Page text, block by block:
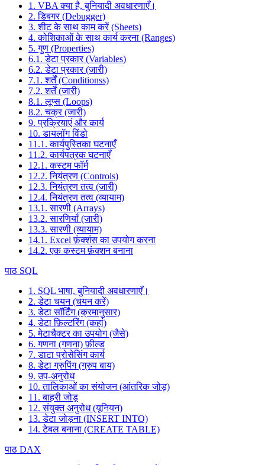
1. VBA क्या है, बुनियादी अवधारणाएँ।
2. डिबगर (Debugger)
3. शीट के साथ काम करें (Sheets)
4. कोशिकाओं के साथ कार्य करना (Ranges)
5. गुण (Properties)
6.1. डेटा प्रकार (Variables)
6.2. डेटा प्रकार (जारी)
7.1. शर्तें (Conditionss)
7.2. शर्तें (जारी)
8.1. लूप्स (Loops)
8.2. चक्र (जारी)
9. प्रक्रियाएं और कार्य
10. डायलॉग विंडो
11.1. कार्यपुस्तिका घटनाएँ
11.2. कार्यपत्रक घटनाएँ
12.1. कस्टम फॉर्म
12.2. नियंत्रण (Controls)
12.3. नियंत्रण तत्व (जारी)
12.4. नियंत्रण तत्व (व्यायाम)
13.1. सारणी (Arrays)
13.2. सारणियाँ (जारी)
13.3. सारणी (व्यायाम)
14.1. Excel फ़ंक्शंस का उपयोग करना
14.2. एक कस्टम फ़ंक्शन बनाना
पाठ SQL
1. SQL भाषा, बुनियादी अवधारणाएँ।
2. डेटा चयन (चयन करें)
3. डेटा सॉर्टिंग (क्रमानुसार)
4. डेटा फ़िल्टरिंग (कहां)
5. मेटाचैक्टर का उपयोग (जैसे)
6. गणना (गणना) फ़ील्ड
7. डाटा प्रोसेसिंग कार्य
8. डेटा ग्रुपिंग (ग्रुप बाय)
9. उप-अनुरोध
10. तालिकाओं का संयोजन (आंतरिक जोड़)
11. बाहरी जोड़
12. संयुक्त अनुरोध (यूनियन)
13. डेटा जोड़ना (INSERT INTO)
14. टेबल बनाना (CREATE TABLE)
पाठ DAX